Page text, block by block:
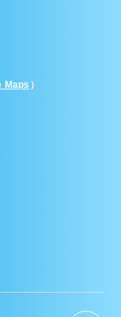
Maps ）